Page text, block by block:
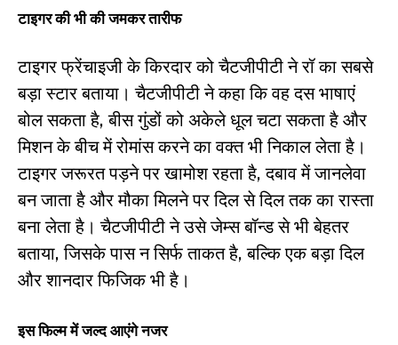
टाइगर की भी की जमकर तारीफ
टाइगर फ्रेंचाइजी के किरदार को चैटजीपीटी ने रॉ का सबसे
बड़ा स्टार बताया। चैटजीपीटी ने कहा कि वह दस भाषाएं
बोल सकता है, बीस गुंडों को अकेले धूल चटा सकता है और
मिशन के बीच में रोमांस करने का वक्त भी निकाल लेता है।
टाइगर जरूरत पड़ने पर खामोश रहता है, दबाव में जानलेवा
बन जाता है और मौका मिलने पर दिल से दिल तक का रास्ता
बना लेता है। चैटजीपीटी ने उसे जेम्स बॉन्ड से भी बेहतर
बताया, जिसके पास न सिर्फ ताकत है, बल्कि एक बड़ा दिल
और शानदार फिजिक भी है।
इस फिल्म में जल्द आएंगे नजर